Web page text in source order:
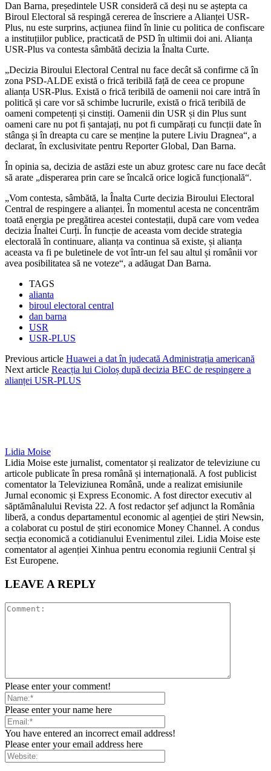
Dan Barna, președintele USR consideră că deși nu se aștepta ca
Biroul Electoral să respingă cererea de înscriere a Alianței USR-
Plus, nu este surprins, acțiunea fiind în linie cu politica de confiscare
a instituțiilor publice, practicată de PSD în ultimii doi ani. Alianța
USR-Plus va contesta sâmbătă decizia la Înalta Curte.
„Decizia Biroului Electoral Central nu face decât să confirme că în
zona PSD-ALDE există o frică teribilă față de ceea ce propune
alianța USR-Plus. Există o frică teribilă de oamenii noi care intră în
politică și care vor să schimbe lucrurile, există o frică teribilă de
oameni competenți și cinstiți. Oamenii din USR și din Plus sunt
oameni care nu pot fi șantajați, nu pot fi cumpărați cu funcții date în
stânga și în dreapta cu care se menține la putere Liviu Dragnea“, a
declarat, în exclusivitate pentru Reporter Global, Dan Barna.
În opinia sa, decizia de astăzi este un abuz grotesc care nu face decât
să arate „disperarea prin care se încalcă orice logică funcțională“.
„Vom contesta, sâmbătă, la Înalta Curte decizia Biroului Electoral
Central de respingere a alianței. În momentul acesta ne concentrăm
toată energia pe pregătirea acestei contestații, după care vom vedea
decizia Înaltei Curți. În funcție de aceasta vom decide strategia
electorală în continuare, alianța va continua să existe, și alianța
aceasta va fi pe buletinele de vot într-un fel sau altul și românii vor
avea posibilitatea să ne voteze“, a adăugat Dan Barna.
TAGS
alianta
biroul electoral central
dan barna
USR
USR-PLUS
Previous article Huawei a dat în judecată Administrația americană
Next article Reacția lui Cioloș după decizia BEC de respingere a
alianței USR-PLUS
Lidia Moise
Lidia Moise este jurnalist, comentator și realizator de televiziune cu
articole publicate în presa română și internațională. A fost publicist
comentator la Televiziunea Română, unde a realizat emisiunile
Jurnal economic și Express Economic. A fost director executiv al
săptămânalului Revista 22. A fost redactor șef adjunct la România
liberă, a condus departamentul economic al agenției de știri Newsin,
a colaborat cu postul de știri economice Money Channel. A condus
secția economică a cotidianului Evenimentul zilei. Lidia Moise este
comentator al agenției Xinhua pentru economia regiunii Central și
Est Europene.
LEAVE A REPLY
Please enter your comment!
Please enter your name here
You have entered an incorrect email address!
Please enter your email address here